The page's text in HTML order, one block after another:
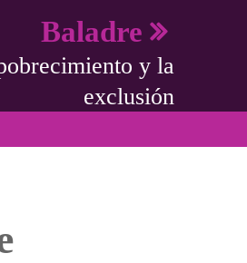
Baladre
y la
exclusión